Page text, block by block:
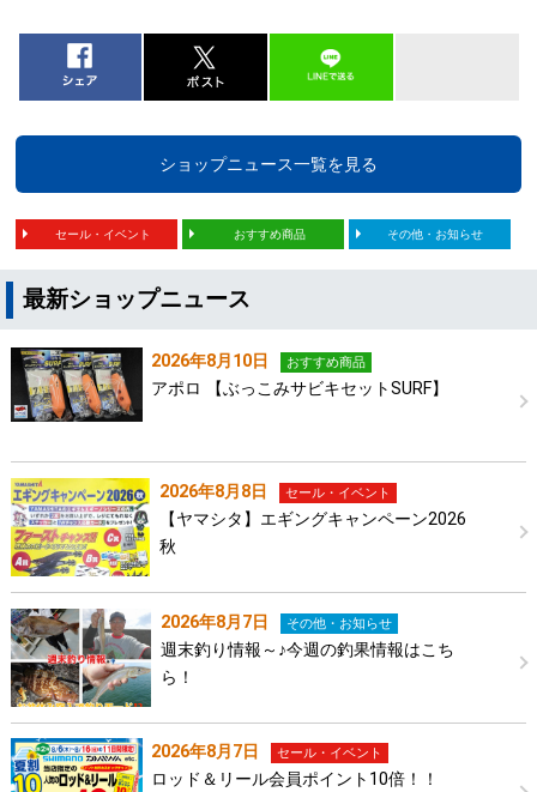
ショップニュース一覧を見る
セール・イベント おすすめ商品 その他・お知らせ
最新ショップニュース
2026年8月10日 おすすめ商品
アポロ 【ぶっこみサビキセットSURF】
2026年8月8日 セール・イベント
【ヤマシタ】エギングキャンペーン2026
秋
2026年8月7日 その他・お知らせ
週末釣り情報～♪今週の釣果情報はこち
ら！
2026年8月7日 セール・イベント
ロッド＆リール会員ポイント10倍！！